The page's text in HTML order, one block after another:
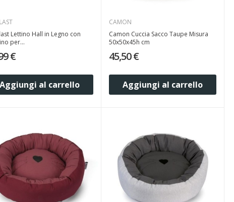
Lettino Hall in Legno con
per...
€
Aggiungi al carrello
CAMON
Camon Cuccia Sacco Taupe Misura
50x50x45h cm
45,50 €
Aggiungi al carrello